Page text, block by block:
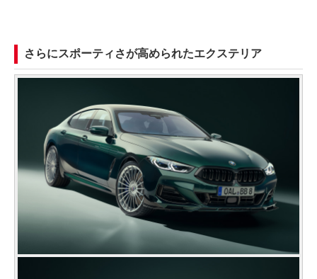
さらにスポーティさが高められたエクステリア